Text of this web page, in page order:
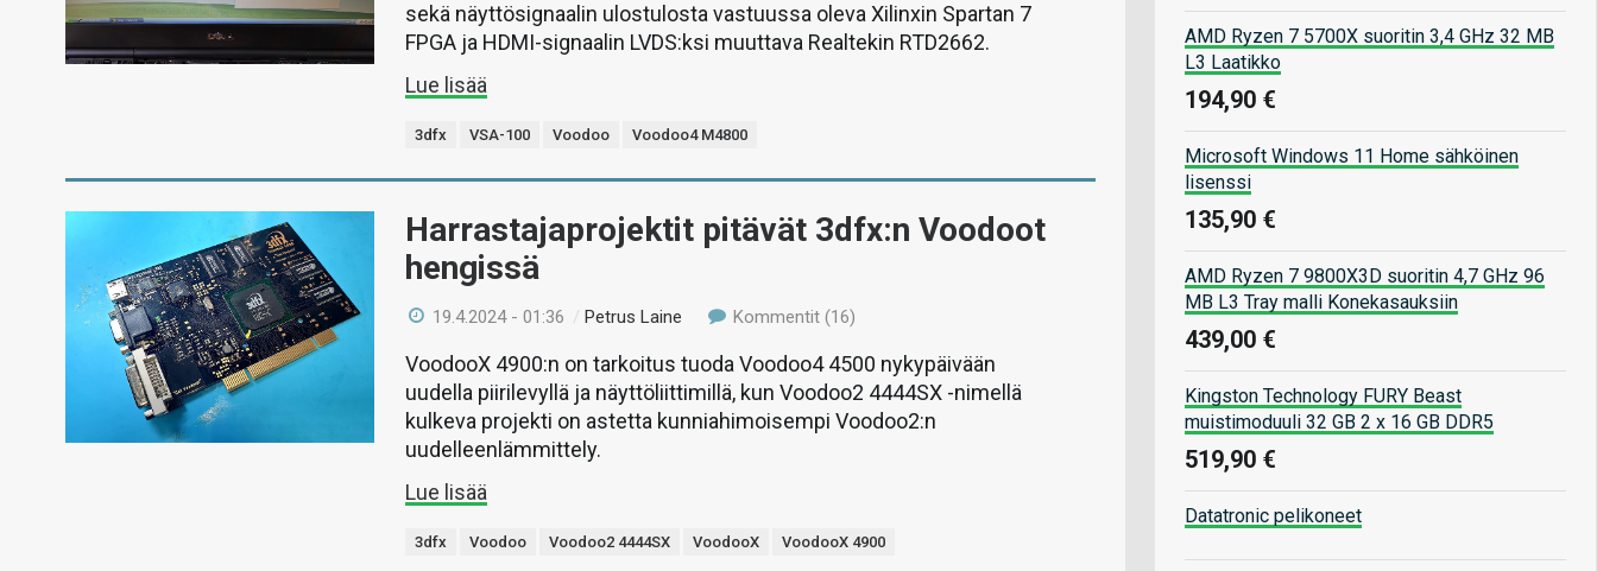
sekä näyttösignaalin ulostulosta vastuussa oleva Xilinxin Spartan 7
FPGA ja HDMI-signaalin LVDS:ksi muuttava Realtekin RTD2662.
Lue lisää
3dfx VSA-100 Voodoo Voodoo4 M4800
Harrastajaprojektit pitävät 3dfx:n Voodoot
hengissä
19.4.2024 - 01:36 /Petrus Laine Kommentit (16)
VoodooX 4900:n on tarkoitus tuoda Voodoo4 4500 nykypäivään
uudella piirilevyllä ja näyttöliittimillä, kun Voodoo2 4444SX -nimellä
kulkeva projekti on astetta kunniahimoisempi Voodoo2:n
uudelleenlämmittely.
Lue lisää
3dfx Voodoo Voodoo2 4444SX VoodooX VoodooX 4900
AMD Ryzen 7 5700X suoritin 3,4 GHz 32 MB
L3 Laatikko
194,90 €
Microsoft Windows 11 Home sähköinen
lisenssi
135,90 €
AMD Ryzen 7 9800X3D suoritin 4,7 GHz 96
MB L3 Tray malli Konekasauksiin
439,00 €
Kingston Technology FURY Beast
muistimoduuli 32 GB 2 x 16 GB DDR5
519,90 €
Datatronic pelikoneet